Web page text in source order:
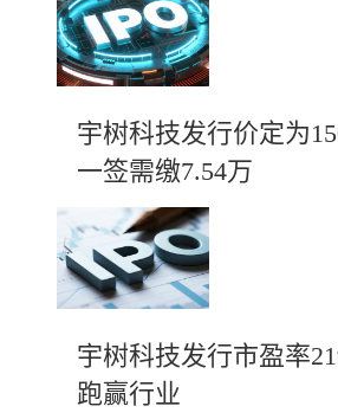
宇树科技发行价定为
一签需缴7.54万
宇树科技发行市盈率
跑赢行业